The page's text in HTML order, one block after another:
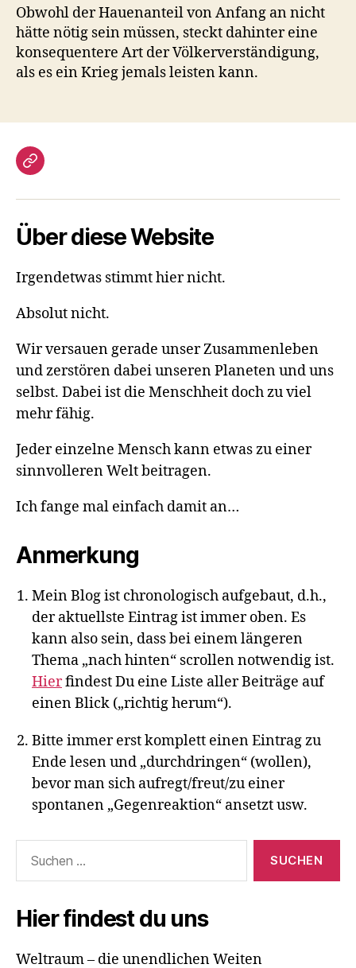
Obwohl der Hauenanteil von Anfang an nicht
hätte nötig sein müssen, steckt dahinter eine
konsequentere Art der Völkerverständigung,
als es ein Krieg jemals leisten kann.
Gästebuch
Über diese Website
Irgendetwas stimmt hier nicht.
Absolut nicht.
Wir versauen gerade unser Zusammenleben
und zerstören dabei unseren Planeten und uns
selbst. Dabei ist die Menschheit doch zu viel
mehr fähig.
Jeder einzelne Mensch kann etwas zu einer
sinnvolleren Welt beitragen.
Ich fange mal einfach damit an…
Anmerkung
Mein Blog ist chronologisch aufgebaut, d.h.,
der aktuellste Eintrag ist immer oben. Es
kann also sein, dass bei einem längeren
Thema „nach hinten“ scrollen notwendig ist.
Hierfindest Du eine Liste aller Beiträge auf
einen Blick („richtig herum“).
Bitte immer erst komplett einen Eintrag zu
Ende lesen und „durchdringen“ (wollen),
bevor man sich aufregt/freut/zu einer
spontanen „Gegenreaktion“ ansetzt usw.
nach:
Hier findest du uns
Weltraum – die unendlichen Weiten